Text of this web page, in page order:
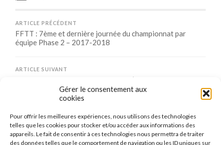
Gérer le consentement aux
cookies
Pour offrir les meilleures expériences, nous utilisons des technologies
telles que les cookies pour stocker et/ou accéder aux informations des
appareils. Le fait de consentir à ces technologies nous permettra de traiter
des données telles que le comportement de navigation ou les ID uniques sur
ARTICLE PRÉCÉDENT
FFTT : 7ème et dernière journée du championnat par
équipe Phase 2 – 2017-2018
ARTICLE SUIVANT
Vos points sont à jour pour le mois d’avril 2018
Comments are closed.